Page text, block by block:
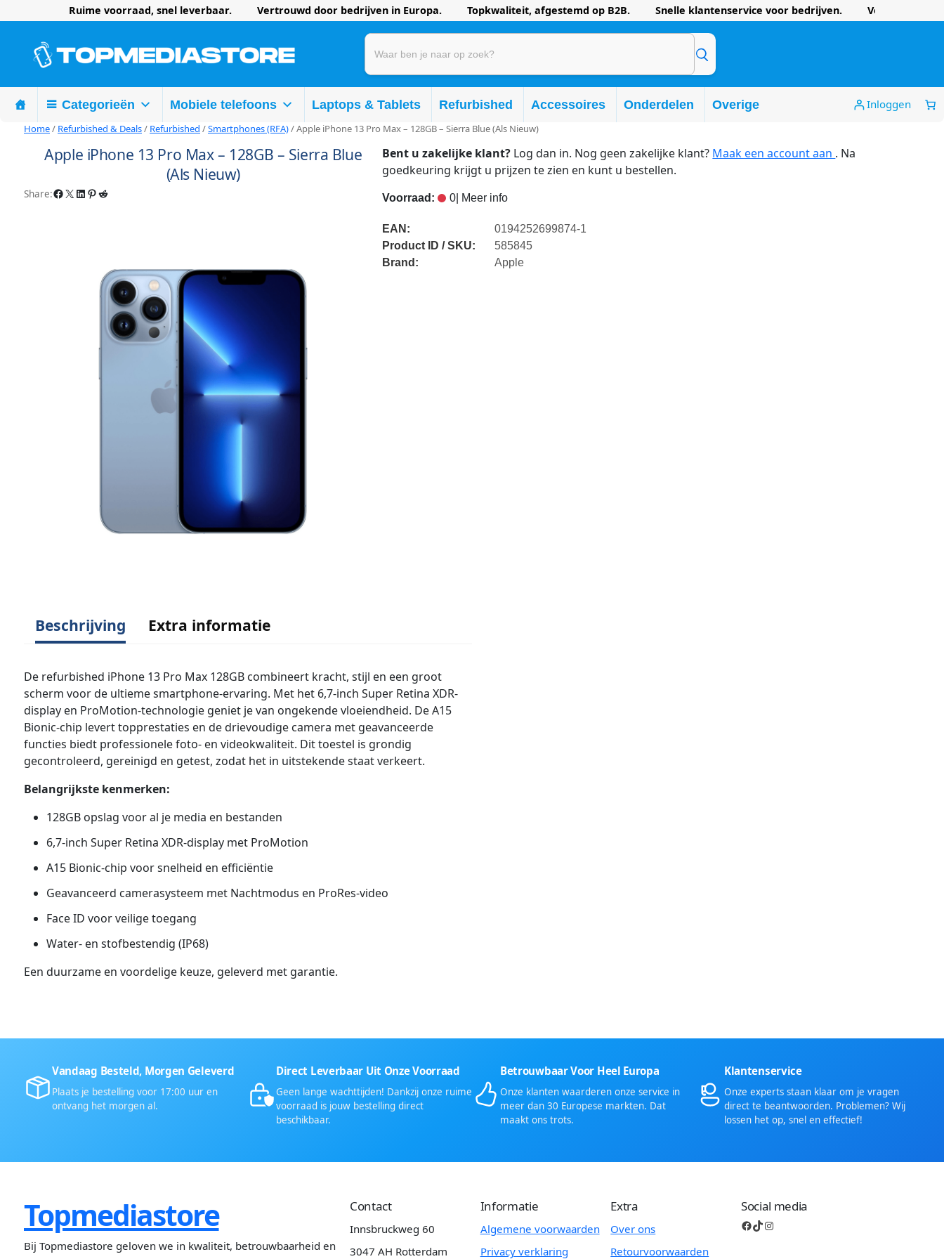
Ruime voorraad, snel leverbaar. Vertrouwd door bedrijven in Europa. Topkwaliteit, afgestemd op B2B. Snelle klantenservice voor bedrijven. Voordelige
Categorieën Mobiele telefoons Laptops & Tablets Refurbished Accessoires Onderdelen Overige Inloggen
Home/ Refurbished & Deals/ Refurbished /Smartphones (RFA)/ Apple iPhone 13 Pro Max – 128GB – Sierra Blue (Als Nieuw)
Apple iPhone 13 Pro Max – 128GB – Sierra Blue
(Als Nieuw)
Share:Facebook X LinkedIn Pinterest Reddit
Bent u zakelijke klant? Log dan in. Nog geen zakelijke klant? Maak een account aan . Na
goedkeuring krijgt u prijzen te zien en kunt u bestellen.
Voorraad: 0 | Meer info
EAN:
0194252699874-1
Product ID / SKU:
585845
Brand:
Apple
Beschrijving Extra informatie
De refurbished iPhone 13 Pro Max 128GB combineert kracht, stijl en een groot
scherm voor de ultieme smartphone-ervaring. Met het 6,7-inch Super Retina XDR-
display en ProMotion-technologie geniet je van ongekende vloeiendheid. De A15
Bionic-chip levert topprestaties en de drievoudige camera met geavanceerde
functies biedt professionele foto- en videokwaliteit. Dit toestel is grondig
gecontroleerd, gereinigd en getest, zodat het in uitstekende staat verkeert.
Belangrijkste kenmerken:
128GB opslag voor al je media en bestanden
6,7-inch Super Retina XDR-display met ProMotion
A15 Bionic-chip voor snelheid en efficiëntie
Geavanceerd camerasysteem met Nachtmodus en ProRes-video
Face ID voor veilige toegang
Water- en stofbestendig (IP68)
Een duurzame en voordelige keuze, geleverd met garantie.
Vandaag Besteld, Morgen Geleverd
Plaats je bestelling voor 17:00 uur en
ontvang het morgen al.
Direct Leverbaar Uit Onze Voorraad
Geen lange wachttijden! Dankzij onze ruime
voorraad is jouw bestelling direct
beschikbaar.
Betrouwbaar Voor Heel Europa
Onze klanten waarderen onze service in
meer dan 30 Europese markten. Dat
maakt ons trots.
Klantenservice
Onze experts staan klaar om je vragen
direct te beantwoorden. Problemen? Wij
lossen het op, snel en effectief!
Topmediastore
Bij Topmediastore geloven we in kwaliteit, betrouwbaarheid en
Contact
Innsbruckweg 60
3047 AH Rotterdam
Informatie
Algemene voorwaarden
Privacy verklaring
Extra
Over ons
Retourvoorwaarden
Social media
Facebook TikTok Instagram